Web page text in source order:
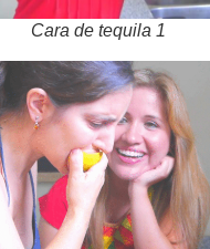
Cara de tequila 1